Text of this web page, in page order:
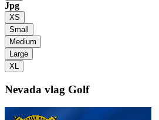
Jpg
XS
Small
Medium
Large
XL
Nevada vlag Golf